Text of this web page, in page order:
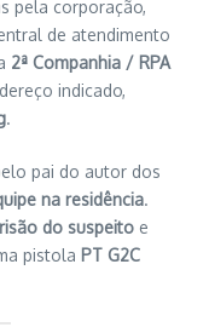
pela corporação,
de atendimento
2ª Companhia / RPA
indicado,
.
pai do autor dos
na residência.
do suspeito e
pistola PT G2C